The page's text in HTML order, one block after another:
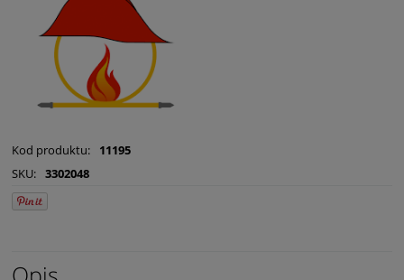
Kod produktu:
11195
SKU: 3302048